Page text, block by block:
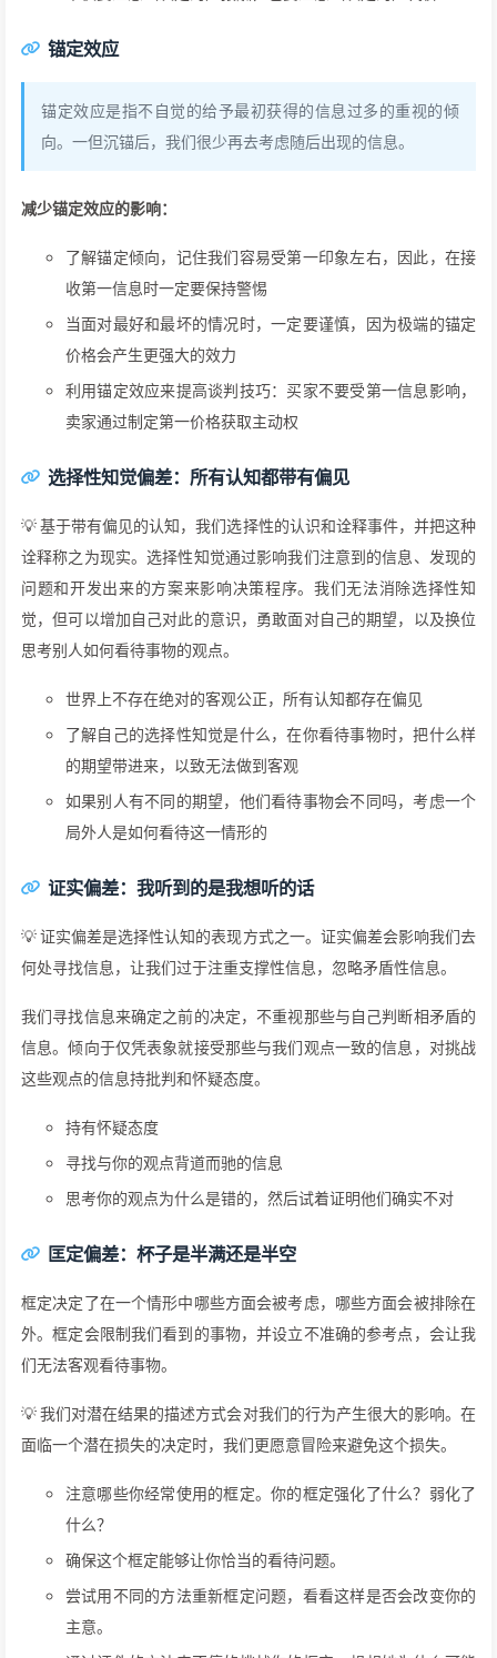
锚定效应
锚定效应是指不自觉的给予最初获得的信息过多的重视的倾
向。一但沉锚后，我们很少再去考虑随后出现的信息。
减少锚定效应的影响：
了解锚定倾向，记住我们容易受第一印象左右，因此，在接
收第一信息时一定要保持警惕
当面对最好和最坏的情况时，一定要谨慎，因为极端的锚定
价格会产生更强大的效力
利用锚定效应来提高谈判技巧：买家不要受第一信息影响，
卖家通过制定第一价格获取主动权
选择性知觉偏差：所有认知都带有偏见
💡 基于带有偏见的认知，我们选择性的认识和诠释事件，并把这种
诠释称之为现实。选择性知觉通过影响我们注意到的信息、发现的
问题和开发出来的方案来影响决策程序。我们无法消除选择性知
觉，但可以增加自己对此的意识，勇敢面对自己的期望，以及换位
思考别人如何看待事物的观点。
世界上不存在绝对的客观公正，所有认知都存在偏见
了解自己的选择性知觉是什么，在你看待事物时，把什么样
的期望带进来，以致无法做到客观
如果别人有不同的期望，他们看待事物会不同吗，考虑一个
局外人是如何看待这一情形的
证实偏差：我听到的是我想听的话
💡 证实偏差是选择性认知的表现方式之一。证实偏差会影响我们去
何处寻找信息，让我们过于注重支撑性信息，忽略矛盾性信息。
我们寻找信息来确定之前的决定，不重视那些与自己判断相矛盾的
信息。倾向于仅凭表象就接受那些与我们观点一致的信息，对挑战
这些观点的信息持批判和怀疑态度。
持有怀疑态度
寻找与你的观点背道而驰的信息
思考你的观点为什么是错的，然后试着证明他们确实不对
匡定偏差：杯子是半满还是半空
框定决定了在一个情形中哪些方面会被考虑，哪些方面会被排除在
外。框定会限制我们看到的事物，并设立不准确的参考点，会让我
们无法客观看待事物。
💡 我们对潜在结果的描述方式会对我们的行为产生很大的影响。在
面临一个潜在损失的决定时，我们更愿意冒险来避免这个损失。
注意哪些你经常使用的框定。你的框定强化了什么？弱化了
什么？
确保这个框定能够让你恰当的看待问题。
尝试用不同的方法重新框定问题，看看这样是否会改变你的
主意。